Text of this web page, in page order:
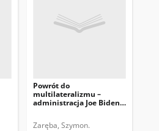
Powrót do
multilateralizmu –
administracja Joe Bidena
Zaręba, Szymon.